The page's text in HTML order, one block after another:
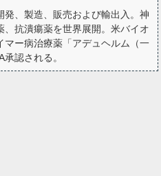
ク
発、製造、販売および輸出入。神
抗潰瘍薬を世界展開。米バイオ
マー病治療薬「アデュヘルム（一
認される。